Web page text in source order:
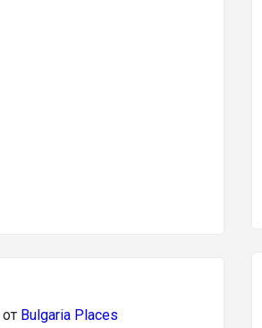
Bulgaria Places